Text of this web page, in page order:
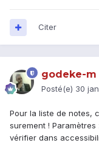
Citer
godeke-m
Posté(e) 30
Pour la liste de notes,
surement !
vérifier dans